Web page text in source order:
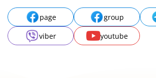
page group
viber
youtube